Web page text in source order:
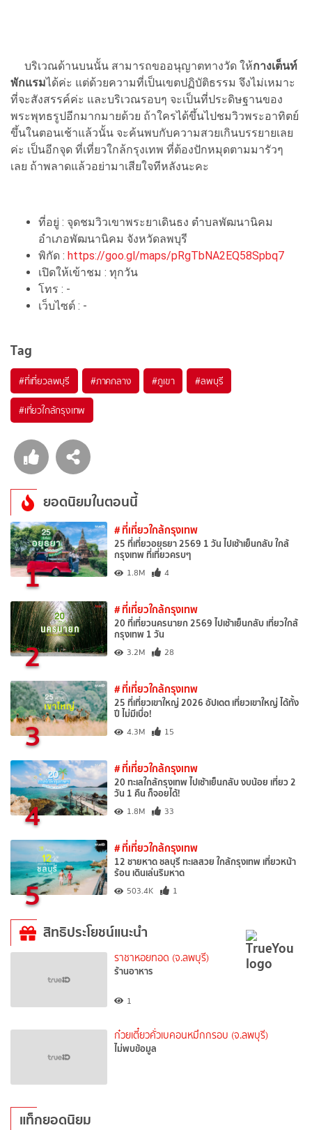
บริเวณด้านบนนั้น สามารถขออนุญาตทางวัด ให้กางเต็นท์
พักแรมได้ค่ะ แต่ด้วยความที่เป็นเขตปฏิบัติธรรม จึงไม่เหมาะ
ที่จะสังสรรค์ค่ะ และบริเวณรอบๆ จะเป็นที่ประดิษฐานของ
พระพุทธรูปอีกมากมายด้วย ถ้าใครได้ขึ้นไปชมวิวพระอาทิตย์
ขึ้นในตอนเช้าแล้วนั้น จะค้นพบกับความสวยเกินบรรยายเลย
ค่ะ เป็นอีกจุด ที่เที่ยวใกล้กรุงเทพ ที่ต้องปักหมุดตามมารัวๆ
เลย ถ้าพลาดแล้วอย่ามาเสียใจทีหลังนะคะ
ที่อยู่ : จุดชมวิวเขาพระยาเดินธง ตำบลพัฒนานิคม
อำเภอพัฒนานิคม จังหวัดลพบุรี
พิกัด : https://goo.gl/maps/pRgTbNA2EQ58Spbq7
เปิดให้เข้าชม : ทุกวัน
โทร : -
เว็บไซต์ : -
Tag
#ที่เที่ยวลพบุรี #ภาคกลาง #ภูเขา #ลพบุรี
#เที่ยวใกล้กรุงเทพ
ยอดนิยมในตอนนี้
1
# ที่เที่ยวใกล้กรุงเทพ
25 ที่เที่ยวอยุธยา 2569 1 วัน ไปเช้าเย็นกลับ ใกล้
กรุงเทพ ที่เที่ยวครบๆ
1.8M 4
2
# ที่เที่ยวใกล้กรุงเทพ
20 ที่เที่ยวนครนายก 2569 ไปเช้าเย็นกลับ เที่ยวใกล้
กรุงเทพ 1 วัน
3.2M 28
3
# ที่เที่ยวใกล้กรุงเทพ
25 ที่เที่ยวเขาใหญ่ 2026 อัปเดต เที่ยวเขาใหญ่ ได้ทั้ง
ปี ไม่มีเบื่อ!
4.3M 15
4
# ที่เที่ยวใกล้กรุงเทพ
20 ทะเลใกล้กรุงเทพ ไปเช้าเย็นกลับ งบน้อย เที่ยว 2
วัน 1 คืน ก็จอยได้!
1.8M 33
5
# ที่เที่ยวใกล้กรุงเทพ
12 ชายหาด ชลบุรี ทะเลสวย ใกล้กรุงเทพ เที่ยวหน้า
ร้อน เดินเล่นริมหาด
503.4K 1
สิทธิประโยชน์แนะนำ
ราชาหอยทอด (จ.ลพบุรี)
ร้านอาหาร
1
ก๋วยเตี๋ยวคั่วเบคอนหมึกกรอบ (จ.ลพบุรี)
ไม่พบข้อมูล
แท็กยอดนิยม